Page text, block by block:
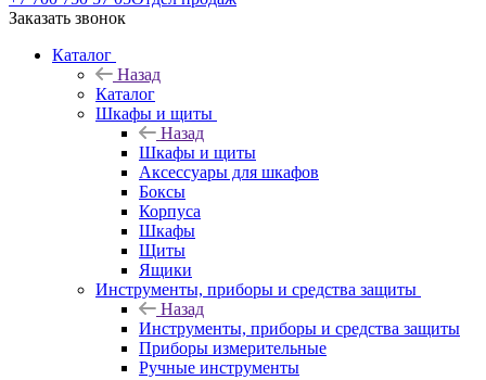
Заказать звонок
Каталог
Назад
Каталог
Шкафы и щиты
Назад
Шкафы и щиты
Аксессуары для шкафов
Боксы
Корпуса
Шкафы
Щиты
Ящики
Инструменты, приборы и средства защиты
Назад
Инструменты, приборы и средства защиты
Приборы измерительные
Ручные инструменты